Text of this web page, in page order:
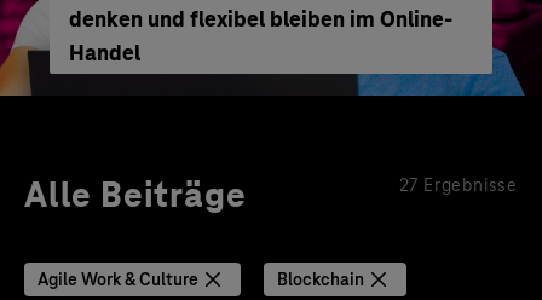
denken und flexibel bleiben im Online-
Handel
Alle Beiträge 27 Ergebnisse
Agile Work & Culture Blockchain